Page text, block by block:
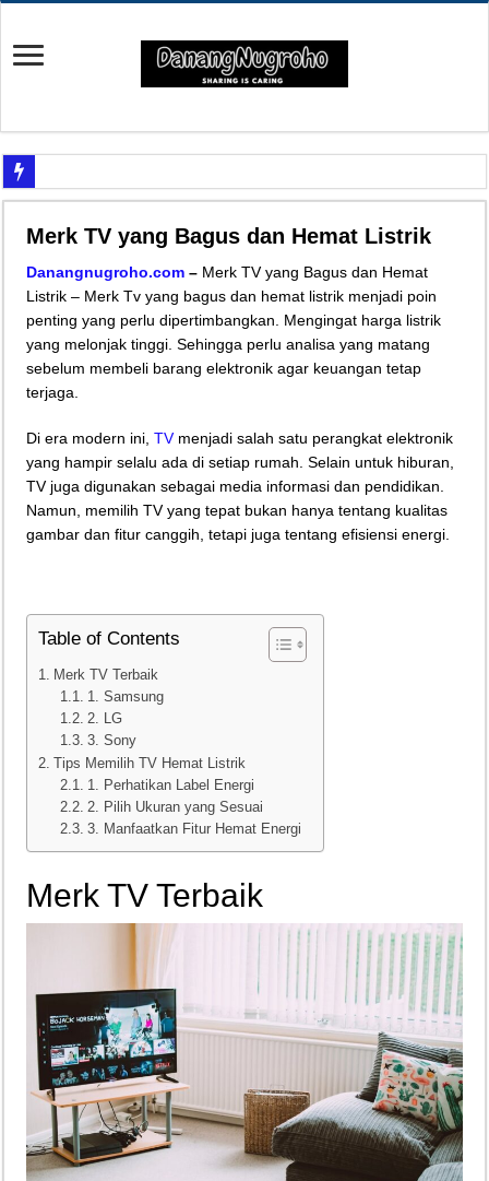
Yuk Cari Tahu Cara Memanfaatkan Teknologi Waze
Begini Upaya Memperbaiki Elektronik TV yang Rusak Hanya Ada Layar Putih
Tips Memperbaiki Elektronik Speaker Sound yang Bunyi Kemresek
Penyebab Rem Susah Digerakin dan Cara Mengatasinya
Tutorial Memasang Kabel Listrik untuk Pengairan Tambak dengan Elektronik
Elektronik Canggih, Kulkas Inverter vs Non-Inverter
Mekanik Pemula? Ini Cara Cerdas Memilih Oli Asli Biar Gak Ketipu
Mekanik Pemula Wajib Tahu Cara Jitu Atasi Rantai Motor Patah
Teknologi Bikin Bisnis Makanan Kamu Makin Cuan! Begini Cara Buka
Merk TV yang Bagus dan Hemat Listrik
Danangnugroho.com – Merk TV yang Bagus dan Hemat
Listrik – Merk Tv yang bagus dan hemat listrik menjadi poin
penting yang perlu dipertimbangkan. Mengingat harga listrik
yang melonjak tinggi. Sehingga perlu analisa yang matang
sebelum membeli barang elektronik agar keuangan tetap
terjaga.
Di era modern ini,TVmenjadi salah satu perangkat elektronik
yang hampir selalu ada di setiap rumah. Selain untuk hiburan,
TV juga digunakan sebagai media informasi dan pendidikan.
Namun, memilih TV yang tepat bukan hanya tentang kualitas
gambar dan fitur canggih, tetapi juga tentang efisiensi energi.
Table of Contents
Merk TV Terbaik
1. Samsung
2. LG
3. Sony
Tips Memilih TV Hemat Listrik
1. Perhatikan Label Energi
2. Pilih Ukuran yang Sesuai
3. Manfaatkan Fitur Hemat Energi
Merk TV Terbaik